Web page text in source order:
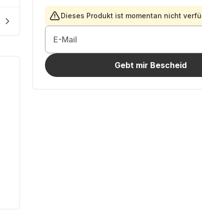
Dieses Produkt ist momentan nicht
E-Mail
Gebt mir Bescheid